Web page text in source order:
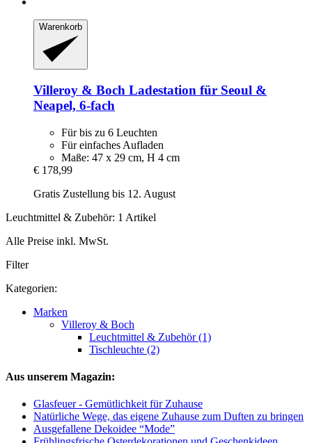
Warenkorb
Villeroy & Boch Ladestation für Seoul &
Neapel, 6-​fach
Für bis zu 6 Leuchten
Für einfaches Aufladen
Maße: 47 x 29 cm, H 4 cm
€ 178,99
Gratis Zustellung bis 12. August
Leuchtmittel & Zubehör: 1 Artikel
Alle Preise inkl. MwSt.
Filter
Kategorien:
Marken
Villeroy & Boch
Leuchtmittel & Zubehör (1)
Tischleuchte (2)
Aus unserem Magazin:
Glasfeuer - Gemütlichkeit für Zuhause
Natürliche Wege, das eigene Zuhause zum Duften zu bringen
Ausgefallene Dekoidee “Mode”